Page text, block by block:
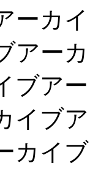
ーカ
アー
ブア
イブ
カイ